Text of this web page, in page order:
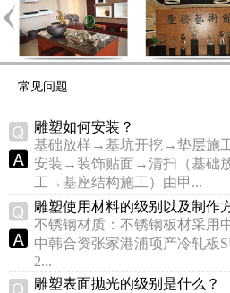
常见问题
雕塑如何安装？
基础放样→基坑开挖→垫层施
安装→装饰贴面→清扫（基础
工→基座结构施工）由甲...
雕塑使用材料的级别以及制作
不锈钢材质：不锈钢板材采用
中韩合资张家港浦项产冷轧板
2...
雕塑表面抛光的级别是什么？